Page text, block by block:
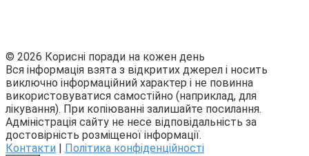
© 2026 Корисні поради на кожен день
Вся інформація взята з відкритих джерел і носить
виключно інформаційний характер і не повинна
використовуватися самостійно (наприклад, для
лікування). При копіюванні залишайте посилання.
Адміністрація сайту не несе відповідальність за
достовірність розміщеної інформації.
Контакти | Політика конфіденційності